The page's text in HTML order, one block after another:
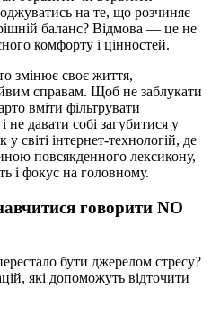
на те, що розчиняє
баланс? Відмова — це не
комфорту і цінностей.
змінює своє життя,
справам. Щоб не заблукати
вміти фільтрувати
не давати собі загубитися у
світі інтернет-технологій, де
повсякденного лексикону,
і фокус на головному.
говорити NO
бути джерелом стресу?
які допоможуть відточити